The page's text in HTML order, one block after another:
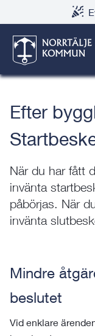
Bygga
riva
Efter
När du har fått
invänta
påbörjas. När
invänta
Mindre
beslutet
Vid enklare